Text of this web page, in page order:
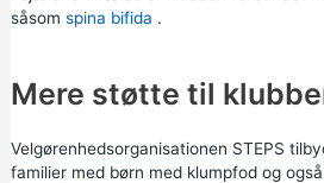
såsom spina bifida .
Mere støtte til
Velgørenhedsorganisationen STEPS
familier med børn med klumpfod og